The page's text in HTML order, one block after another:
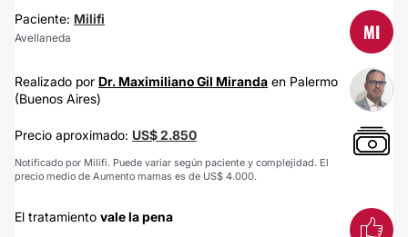
Paciente: Milifi
Avellaneda MI
Realizado por Dr. Maximiliano Gil Miranda en Palermo
(Buenos Aires)
Precio aproximado: US$ 2.850
Notificado por Milifi. Puede variar según paciente y complejidad. El
precio medio de Aumento mamas es de US$ 4.000.
El tratamiento vale la pena